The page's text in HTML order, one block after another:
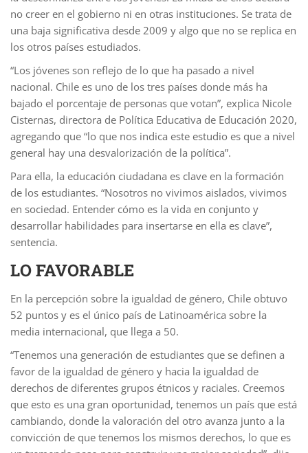
no creer en el gobierno ni en otras instituciones. Se trata de
una baja significativa desde 2009 y algo que no se replica en
los otros países estudiados.
“Los jóvenes son reflejo de lo que ha pasado a nivel
nacional. Chile es uno de los tres países donde más ha
bajado el porcentaje de personas que votan”, explica Nicole
Cisternas, directora de Política Educativa de Educación 2020,
agregando que “lo que nos indica este estudio es que a nivel
general hay una desvalorización de la política”.
Para ella, la educación ciudadana es clave en la formación
de los estudiantes. “Nosotros no vivimos aislados, vivimos
en sociedad. Entender cómo es la vida en conjunto y
desarrollar habilidades para insertarse en ella es clave”,
sentencia.
LO FAVORABLE
En la percepción sobre la igualdad de género, Chile obtuvo
52 puntos y es el único país de Latinoamérica sobre la
media internacional, que llega a 50.
“Tenemos una generación de estudiantes que se definen a
favor de la igualdad de género y hacia la igualdad de
derechos de diferentes grupos étnicos y raciales. Creemos
que esto es una gran oportunidad, tenemos un país que está
cambiando, donde la valoración del otro avanza junto a la
convicción de que tenemos los mismos derechos, lo que es